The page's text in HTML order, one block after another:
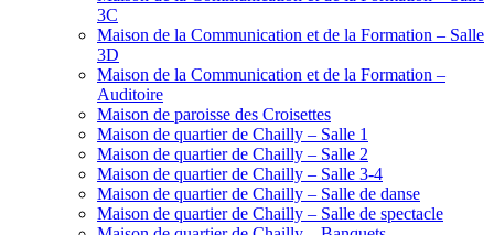
3C
Maison de la Communication et de la Formation – Salle
3D
Maison de la Communication et de la Formation –
Auditoire
Maison de paroisse des Croisettes
Maison de quartier de Chailly – Salle 1
Maison de quartier de Chailly – Salle 2
Maison de quartier de Chailly – Salle 3-4
Maison de quartier de Chailly – Salle de danse
Maison de quartier de Chailly – Salle de spectacle